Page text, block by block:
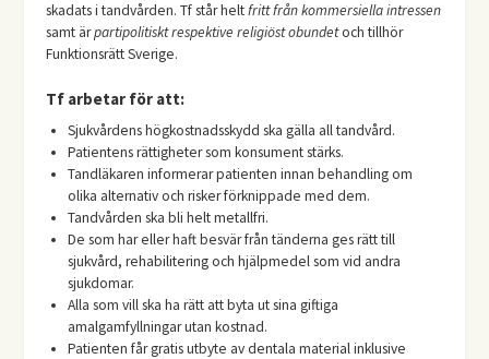
skadats i tandvården. Tf står heltfritt från kommersiella intressen
samt ärpartipolitiskt respektive religiöst obundetoch tillhör
Funktionsrätt Sverige.
Tf arbetar för att:
Sjukvårdens högkostnadsskydd ska gälla all tandvård.
Patientens rättigheter som konsument stärks.
Tandläkaren informerar patienten innan behandling om
olika alternativ och risker förknippade med dem.
Tandvården ska bli helt metallfri.
De som har eller haft besvär från tänderna ges rätt till
sjukvård, rehabilitering och hjälpmedel som vid andra
sjukdomar.
Alla som vill ska ha rätt att byta ut sina giftiga
amalgamfyllningar utan kostnad.
Patienten får gratis utbyte av dentala material inklusive